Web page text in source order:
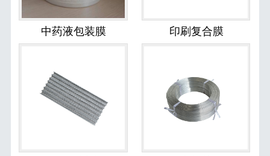
中药液包装膜 印刷复合膜